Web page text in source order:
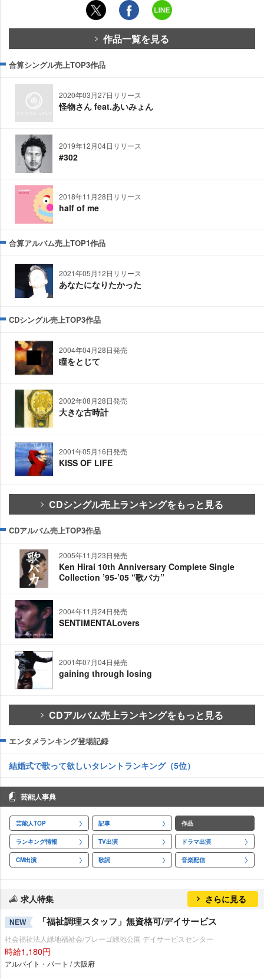
作品一覧を見る
合算シングル売上TOP3作品
2020年03月27日リリース
怪物さん feat.あいみょん
2019年12月04日リリース
#302
2018年11月28日リリース
half of me
合算アルバム売上TOP1作品
2021年05月12日リリース
あなたになりたかった
CDシングル売上TOP3作品
2004年04月28日発売
瞳をとじて
2002年08月28日発売
大きな古時計
2001年05月16日発売
KISS OF LIFE
CDシングル売上ランキングをもっと見る
CDアルバム売上TOP3作品
2005年11月23日発売
Ken Hirai 10th Anniversary Complete Single
Collection ’95-’05 “歌バカ”
2004年11月24日発売
SENTIMENTALovers
2001年07月04日発売
gaining through losing
CDアルバム売上ランキングをもっと見る
エンタメランキング登場記録
結婚式で歌って欲しいタレントランキング（5位）
芸能人事典
芸能人TOP 記事 作品
ランキング情報 TV出演 ドラマ出演
CM出演 歌詞 音楽配信
求人特集 さらに見る
NEW 「福祉調理スタッフ」無資格可/デイサービス
社会福祉法人緑地福祉会/プレーゴ緑地公園 デイサービスセンター
時給1,180円
アルバイト・パート / 大阪府